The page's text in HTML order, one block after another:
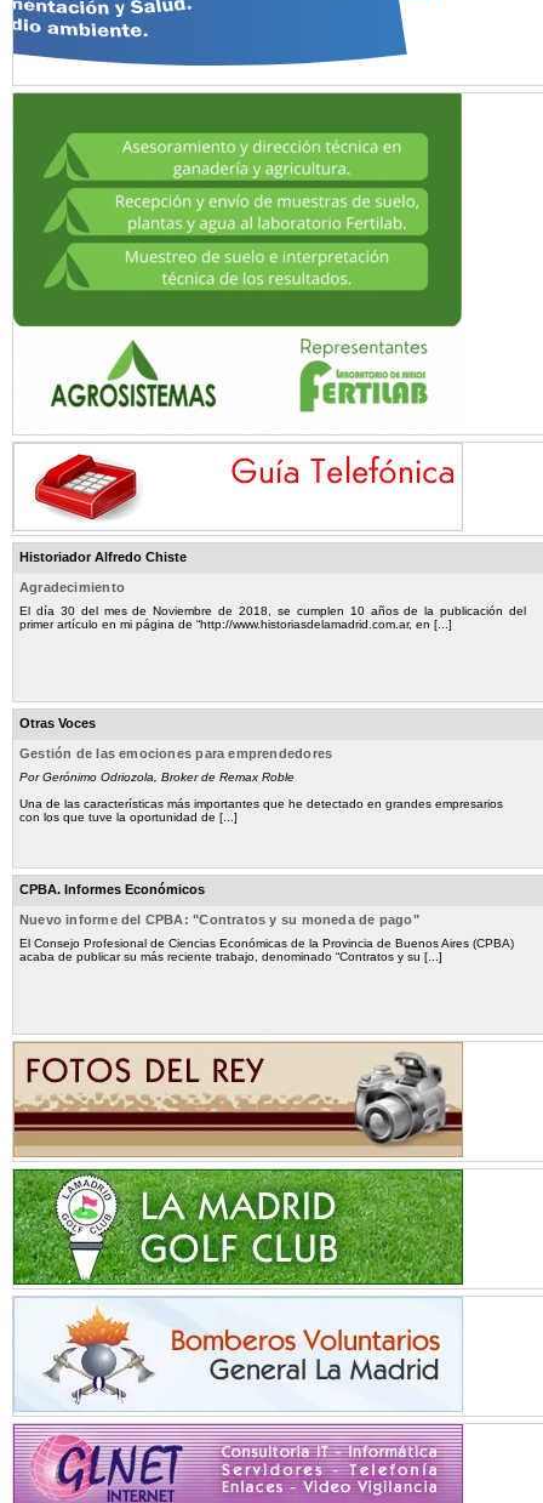
Historiador Alfredo Chiste
Agradecimiento
El día 30 del mes de Noviembre de 2018, se cumplen 10 años de la publicación del
primer artículo en mi página de “http://www.historiasdelamadrid.com.ar, en [...]
Otras Voces
Gestión de las emociones para emprendedores
Por Gerónimo Odriozola, Broker de Remax Roble
Una de las características más importantes que he detectado en grandes empresarios
con los que tuve la oportunidad de [...]
CPBA. Informes Económicos
Nuevo informe del CPBA: "Contratos y su moneda de pago"
El Consejo Profesional de Ciencias Económicas de la Provincia de Buenos Aires (CPBA)
acaba de publicar su más reciente trabajo, denominado “Contratos y su [...]